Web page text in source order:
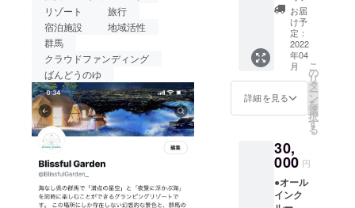
てはいかがでしょうか
♡◆ACCESS〒377-0061 群
馬県渋川市北橘町下箱田
605-5先行割引チケットはこ
ちら
⬇https://lin.ee/MlCZ7z5LINE
公式アカウントのURLから
購入できますので、ぜひご
覧下さい♡ご質問などあり
リゾート
旅行
宿泊施設
地域活性
群馬
クラウドファンディング
ばんどうのゆ
す。 ※
ご予約
は21年3
月頃よ
り受付
を開始
いただ
きます
※ご予約
時の
キャン
セリポ
リシー
付き。
専属コ
ンシェ
ルジュ
(バト
ラー)付
日だけ
でなく
前日の
ご利用
も可
能。 ※
利用期
使った
夕食、
朝食付
き。お
飲み物
飲み放
題。温
泉入り
モバイ
ルバッ
付き。
専属コ
にご宿
泊いた
だける
「リ
ゾート
宿泊」
チケッ
ト（通
価格：2
60000
円〜）
です。
地元の
素材を
【ドー
ムホテ
ル型グ
ランピ
ングリ
ゾート
１泊２
日宿泊
券（ペ
ア）
オリジ
ナルモ
バイル
バッテ
リー ●
お届
け予
定：
2022
年04
月
詳細を見る
こ
の
リ
タ
ー
ン
を
選
択
す
る
30,
000 円
●オール
インク